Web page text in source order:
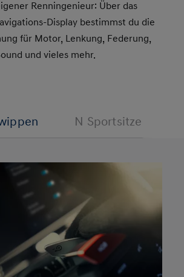
Renningenieur: Über das
Display bestimmst du die
für Motor, Lenkung, Federung,
und vieles mehr.
N Sportsitze